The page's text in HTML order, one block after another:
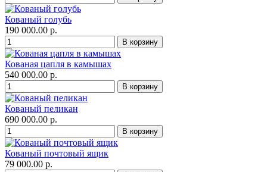
Кованый голубь
190 000.00 р.
Кованая цапля в камышах
540 000.00 р.
Кованый пеликан
690 000.00 р.
Кованый почтовый ящик
79 000.00 р.